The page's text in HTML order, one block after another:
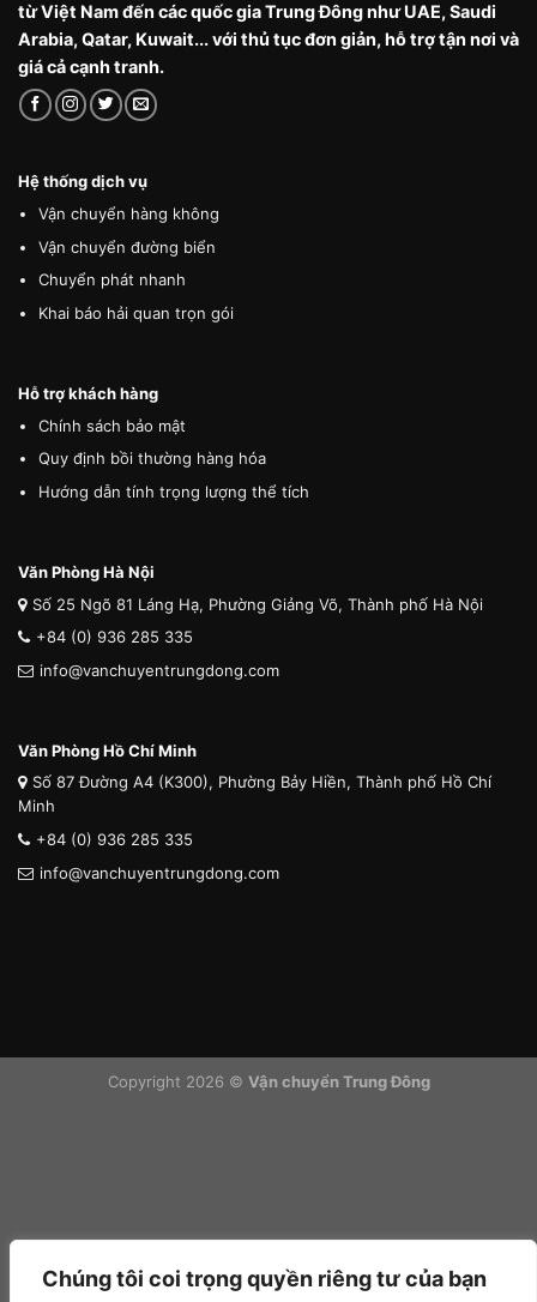
Chúng tôi coi trọng quyền riêng tư của bạn
từ Việt Nam đến các quốc gia Trung Đông như UAE, Saudi
Arabia, Qatar, Kuwait... với thủ tục đơn giản, hỗ trợ tận nơi và
giá cả cạnh tranh.
Hệ thống dịch vụ
Vận chuyển hàng không
Vận chuyển đường biển
Chuyển phát nhanh
Khai báo hải quan trọn gói
Hỗ trợ khách hàng
Chính sách bảo mật
Quy định bồi thường hàng hóa
Hướng dẫn tính trọng lượng thể tích
Văn Phòng Hà Nội
Số 25 Ngõ 81 Láng Hạ, Phường Giảng Võ, Thành phố Hà Nội
+84 (0) 936 285 335
info@vanchuyentrungdong.com
Văn Phòng Hồ Chí Minh
Số 87 Đường A4 (K300), Phường Bảy Hiền, Thành phố Hồ Chí
Minh
+84 (0) 936 285 335
info@vanchuyentrungdong.com
Copyright 2026 © Vận chuyển Trung Đông